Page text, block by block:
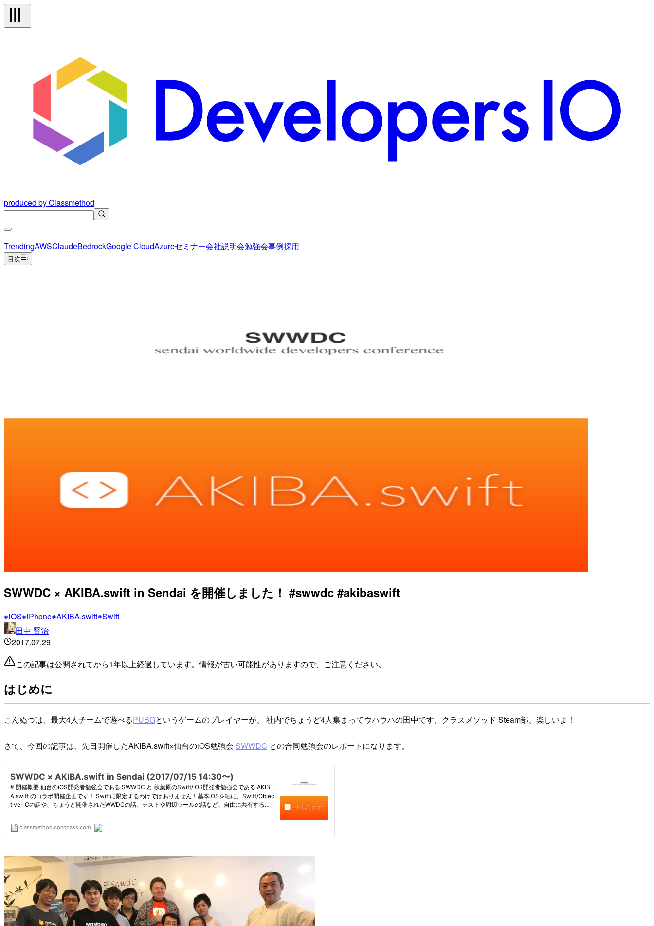
produced by Classmethod
TrendingAWSClaudeBedrockGoogle CloudAzureセミナー会社説明会勉強会事例採用
目次
SWWDC × AKIBA.swift in Sendai を開催しました！ #swwdc #akibaswift
iOS iPhone AKIBA.swift Swift
田中 賢治
2017.07.29
この記事は公開されてから1年以上経過しています。情報が古い可能性がありますので、ご注意ください。
はじめに
こんぬづは、最大4人チームで遊べるPUBGというゲームのプレイヤーが、 社内でちょうど4人集まってウハウハの田中です。クラスメソッド Steam部、楽しいよ！
さて、今回の記事は、先日開催したAKIBA.swift×仙台のiOS勉強会 SWWDC との合同勉強会のレポートになります。